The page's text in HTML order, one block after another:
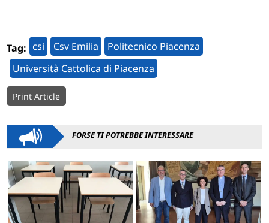
Tag: csi Csv Emilia
Politecnico Piacenza
Università Cattolica di Piacenza
Print Article
FORSE TI POTREBBE INTERESSARE